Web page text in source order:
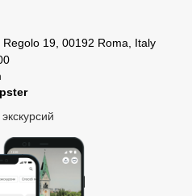
19, 00192 Roma, Italy